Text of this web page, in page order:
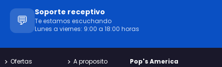
💬
Soporte receptivo
Te estamos escuchando
Lunes a viernes: 9:00 a 18:00 horas
Ofertas
A proposito
Pop's America